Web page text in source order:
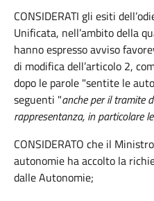
CONSIDERATI gli esiti
Unificata, nell’ambito della
hanno espresso avviso
di modifica dell’articolo 2,
dopo le parole "sentite le
seguenti "anche per il tramite
rappresentanza, in particolare
CONSIDERATO che il
autonomie ha accolto la
dalle Autonomie;